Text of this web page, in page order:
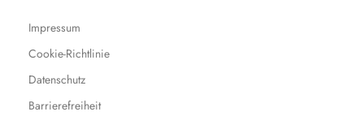
Impressum
Cookie-Richtlinie
Datenschutz
Barrierefreiheit